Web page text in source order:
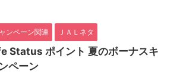
ンペーン関連 ＪＡＬネタ
Status ポイント 夏のボーナスキ
ペーン